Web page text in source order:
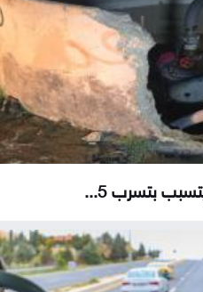
بتسرب 5...